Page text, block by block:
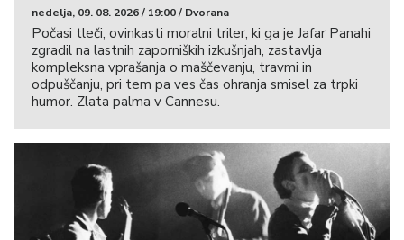
nedelja, 09. 08. 2026 / 19:00 / Dvorana
Počasi tleči, ovinkasti moralni triler, ki ga je Jafar Panahi
zgradil na lastnih zaporniških izkušnjah, zastavlja
kompleksna vprašanja o maščevanju, travmi in
odpuščanju, pri tem pa ves čas ohranja smisel za trpki
humor. Zlata palma v Cannesu.